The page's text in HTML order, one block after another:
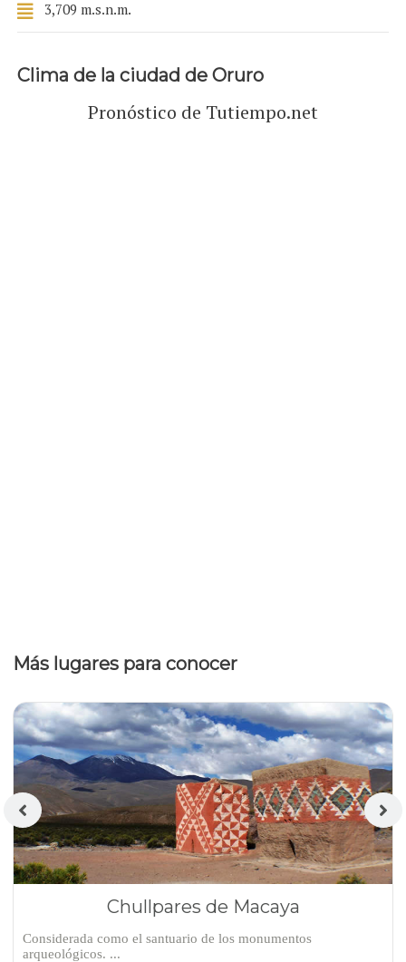
3,709 m.s.n.m.
Clima de la ciudad de Oruro
Pronóstico de Tutiempo.net
Más lugares para conocer
Chullpares de Macaya
Considerada como el santuario de los monumentos
arqueológicos. ...